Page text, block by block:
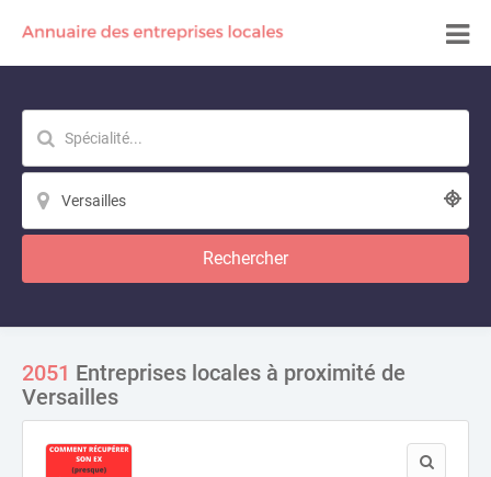
Rechercher
2051 Entreprises locales à proximité de
Versailles